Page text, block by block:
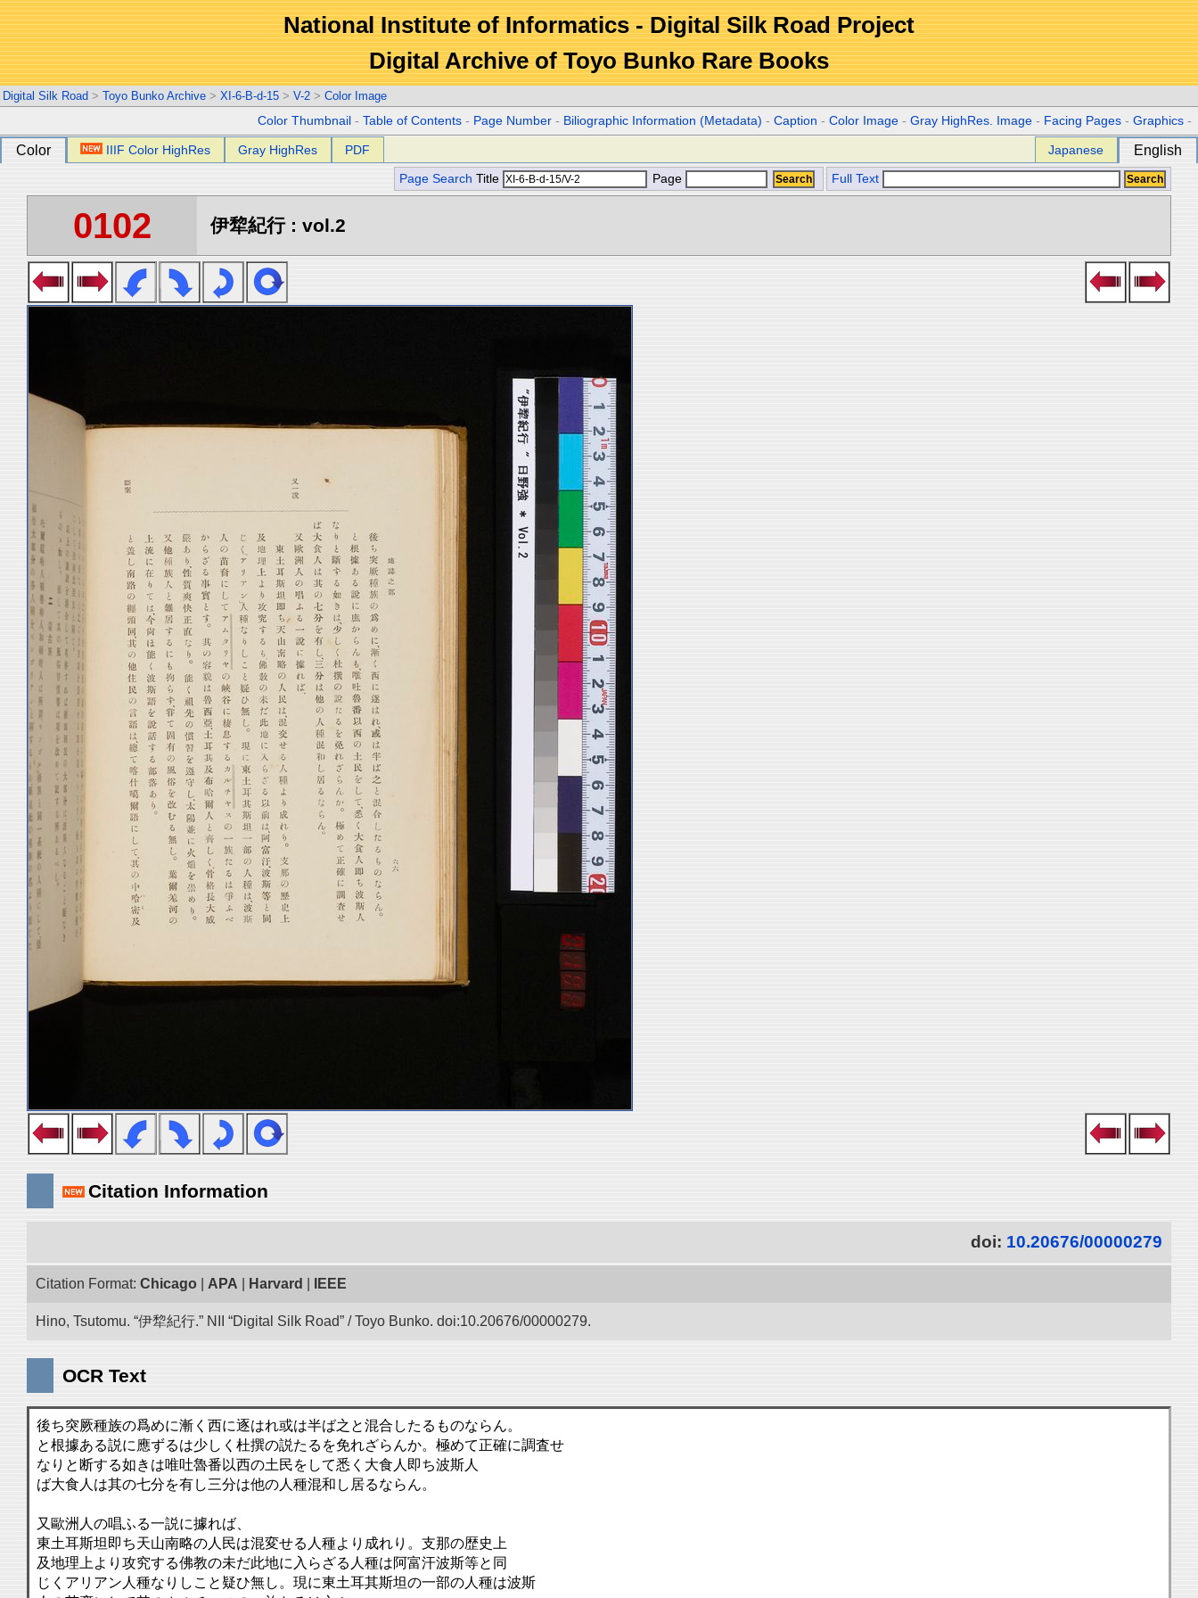
National Institute of Informatics - Digital Silk Road Project
Digital Archive of Toyo Bunko Rare Books
Digital Silk Road > Toyo Bunko Archive > XI-6-B-d-15 > V-2 > Color Image
Color Thumbnail -Table of Contents - Page Number - Biliographic Information (Metadata) -Caption -Color Image -Gray HighRes. Image - Facing Pages -Graphics -
Color IIIF Color HighRes Gray HighRes PDF Japanese English
Page Search Title Page Full Text
0102 伊犂紀行 : vol.2
Citation Information
doi: 10.20676/00000279
Citation Format: Chicago APA Harvard IEEE
Hino, Tsutomu. “伊犂紀行.” NII “Digital Silk Road” / Toyo Bunko. doi:10.20676/00000279.
OCR Text
後ち突厥種族の爲めに漸く西に逐はれ或は半ば之と混合したるものならん。
と根據ある説に應ずるは少しく杜撰の説たるを免れざらんか。極めて正確に調査せ
なりと断する如きは唯吐魯番以西の土民をして悉く大食人即ち波斯人
ば大食人は其の七分を有し三分は他の人種混和し居るならん。
又歐洲人の唱ふる一説に據れば、
東土耳斯坦即ち天山南略の人民は混変せる人種より成れり。支那の歴史上
及地理上より攻究する佛教の未だ此地に入らざる人種は阿富汗波斯等と同
じくアリアン人種なりしこと疑ひ無し。現に東土耳其斯坦の一部の人種は波斯